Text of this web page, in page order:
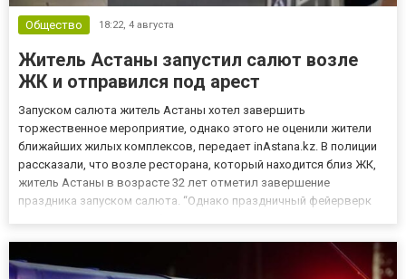
Общество 18:22, 4 августа
Житель Астаны запустил салют возле
ЖК и отправился под арест
Запуском салюта житель Астаны хотел завершить
торжественное мероприятие, однако этого не оценили жители
ближайших жилых комплексов, передает inAstana.kz. В полиции
рассказали, что возле ресторана, который находится близ ЖК,
житель Астаны в возрасте 32 лет отметил завершение
праздника запуском салюта. “Однако праздничный фейерверк